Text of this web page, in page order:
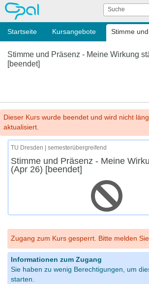
OPAL Suche
Startseite Kursangebote Stimme und
Stimme und Präsenz - Meine Wirkung
[beendet]
Dieser Kurs wurde beendet und wird nicht
aktualisiert.
TU Dresden | semesterübergreifend
Stimme und Präsenz - Meine
(Apr 26) [beendet]
Zugang zum Kurs gesperrt. Bitte melden
Informationen zum Zugang
Sie haben zu wenig Berechtigungen, um
starten.